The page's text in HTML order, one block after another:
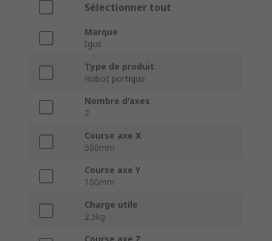
Sélectionner tout
Marque
Igus
Type de produit
Robot portique
Nombre d'axes
2
Course axe X
500mm
Course axe Y
100mm
Charge utile
2.5kg